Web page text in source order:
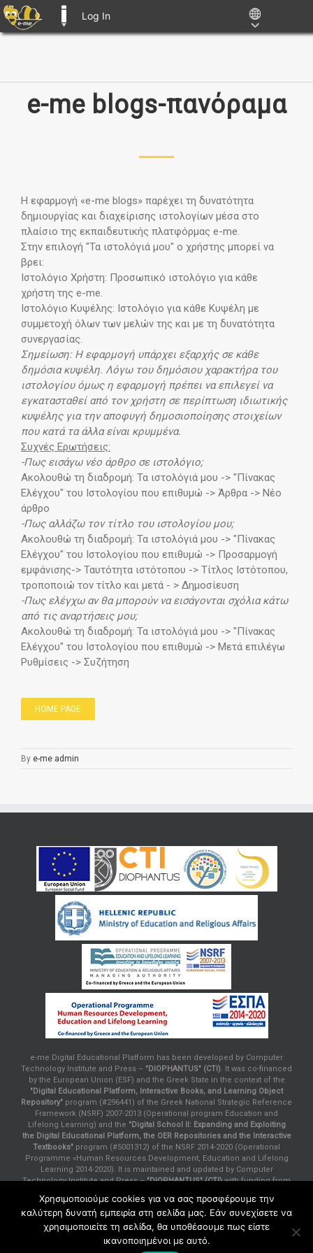
Skip
Log In
e-me blogs-πανόραμα
Η εφαρμογή «e-me blogs» παρέχει τη δυνατότητα
δημιουργίας και διαχείρισης ιστολογίων μέσα στο
πλαίσιο της εκπαιδευτικής πλατφόρμας e-me.
Στην επιλογή "Τα ιστολόγιά μου" ο χρήστης μπορεί να
βρει:
Ιστολόγιο Χρήστη: Προσωπικό ιστολόγιο για κάθε
χρήστη της e-me.
Ιστολόγιο Κυψέλης: Ιστολόγιο για κάθε Κυψέλη με
συμμετοχή όλων των μελών της και με τη δυνατότητα
συνεργασίας.
Σημείωση: Η εφαρμογή υπάρχει εξαρχής σε κάθε
δημόσια κυψέλη. Λόγω του δημόσιου χαρακτήρα του
ιστολογίου όμως η εφαρμογή πρέπει να επιλεγεί να
εγκατασταθεί από τον χρήστη σε περίπτωση ιδιωτικής
κυψέλης για την αποφυγή δημοσιοποίησης στοιχείων
που κατά τα άλλα είναι κρυμμένα.
Συχνές Ερωτήσεις:
-Πως εισάγω νέο άρθρο σε ιστολόγιο;
Ακολουθώ τη διαδρομή: Τα ιστολόγιά μου -> "Πίνακας
Ελέγχου" του Ιστολογίου που επιθυμώ -> Άρθρα -> Νέο
άρθρο
-Πως αλλάζω τον τίτλο του ιστολογίου μου;
Ακολουθώ τη διαδρομή: Τα ιστολόγιά μου -> "Πίνακας
Ελέγχου" του Ιστολογίου που επιθυμώ -> Προσαρμογή
εμφάνισης-> Ταυτότητα ιστότοπου -> Τίτλος Ιστότοπου,
τροποποιώ τον τίτλο και μετά - > Δημοσίευση
-Πως ελέγχω αν θα μπορούν να εισάγονται σχόλια κάτω
από τις αναρτήσεις μου;
Ακολουθώ τη διαδρομή: Τα ιστολόγιά μου -> "Πίνακας
Ελέγχου" του Ιστολογίου που επιθυμώ -> Μετά επιλέγω
Ρυθμίσεις -> Συζήτηση
HOME PAGE
By e-me admin
e-me Digital Educational Platform has been developed by Computer
Technology Institute and Press – "DIOPHANTUS" (CTI). It was co-financed
by the European Union (ESF) and the Greek State in the context of the
"Digital Educational Platform, Interactive Books, and Learning Object
Repository" program (#296441) of the Greek National Strategic Reference
Framework (NSRF) 2007-2013 (Operational program Education and
Lifelong Learning) and the "Digital School II: Expanding and Exploiting
the Digital Educational Platform, the OER Repositories and the Interactive
Textbooks" program (#5001312) of the NSRF 2014-2020 (Operational
Programme «Human Resources Development, Education and Lifelong
Learning 2014-2020). It is maintained and updated by Computer
Technology Institute and Press –"DIOPHANTUS" (CTI)with funding from
the project of support and maintenance of services of the Greek Ministry
of Education and Religious Affairs.
Χρησιμοποιούμε cookies για να σας προσφέρουμε την
καλύτερη δυνατή εμπειρία στη σελίδα μας. Εάν συνεχίσετε να
χρησιμοποιείτε τη σελίδα, θα υποθέσουμε πως είστε
ικανοποιημένοι με αυτό.